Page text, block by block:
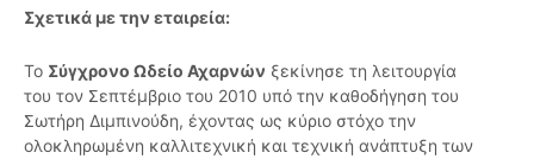
Σχετικά με την εταιρεία:
Το Σύγχρονο Ωδείο Αχαρνών ξεκίνησε τη λειτουργία
του τον Σεπτέμβριο του 2010 υπό την καθοδήγηση του
Σωτήρη Διμπινούδη, έχοντας ως κύριο στόχο την
ολοκληρωμένη καλλιτεχνική και τεχνική ανάπτυξη των